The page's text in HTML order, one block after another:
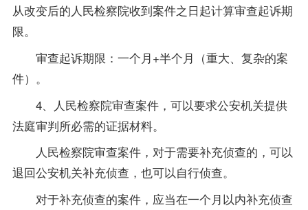
从改变后的人民检察院收到案件之日起计算审查起诉期
限。
审查起诉期限：一个月+半个月（重大、复杂的案
件）。
4、人民检察院审查案件，可以要求公安机关提供
法庭审判所必需的证据材料。
人民检察院审查案件，对于需要补充侦查的，可以
退回公安机关补充侦查，也可以自行侦查。
对于补充侦查的案件，应当在一个月以内补充侦查